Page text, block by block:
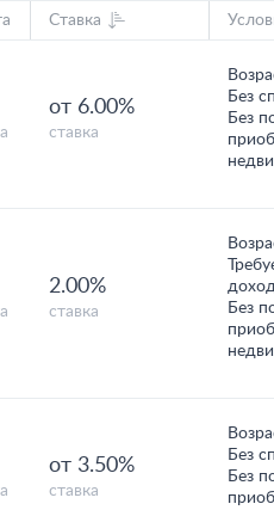
Ставка
от 6.00%
ставка
Без
Без
2.00%
ставка
Без
от 3.50%
ставка
Без
Без